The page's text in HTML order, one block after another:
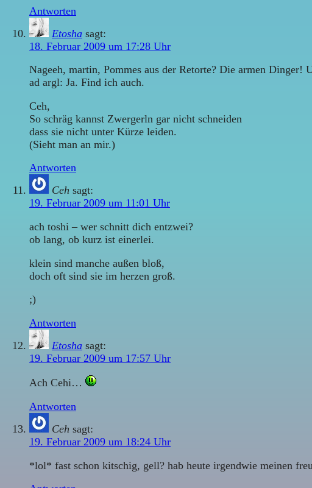
Antworten
Etosha sagt:
18. Februar 2009 um 17:28 Uhr
Nageeh, martin, Pommes aus der Retorte? Die armen
ad argl: Ja. Find ich auch.
Ceh,
So schräg kannst Zwergerln gar nicht schneiden
dass sie nicht unter Kürze leiden.
(Sieht man an mir.)
Antworten
Ceh sagt:
19. Februar 2009 um 11:01 Uhr
ach toshi – wer schnitt dich entzwei?
ob lang, ob kurz ist einerlei.
klein sind manche außen bloß,
doch oft sind sie im herzen groß.
;)
Antworten
Etosha sagt:
19. Februar 2009 um 17:57 Uhr
Ach Cehi…
Antworten
Ceh sagt:
19. Februar 2009 um 18:24 Uhr
*lol* fast schon kitschig, gell? hab heute irgendwie meinen